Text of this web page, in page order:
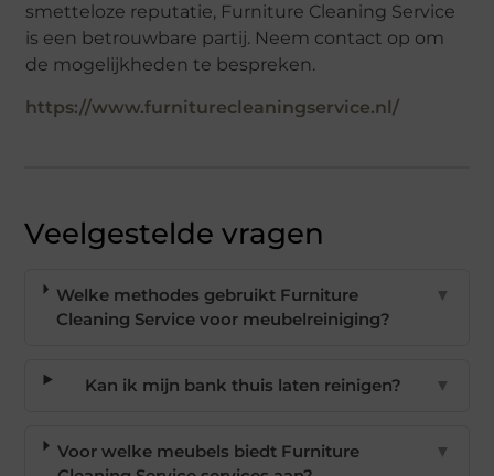
smetteloze reputatie, Furniture Cleaning Service
is een betrouwbare partij. Neem contact op om
de mogelijkheden te bespreken.
https://www.furniturecleaningservice.nl/
Veelgestelde vragen
Welke methodes gebruikt Furniture
Cleaning Service voor meubelreiniging?
▼
Kan ik mijn bank thuis laten reinigen? ▼
Voor welke meubels biedt Furniture
▼